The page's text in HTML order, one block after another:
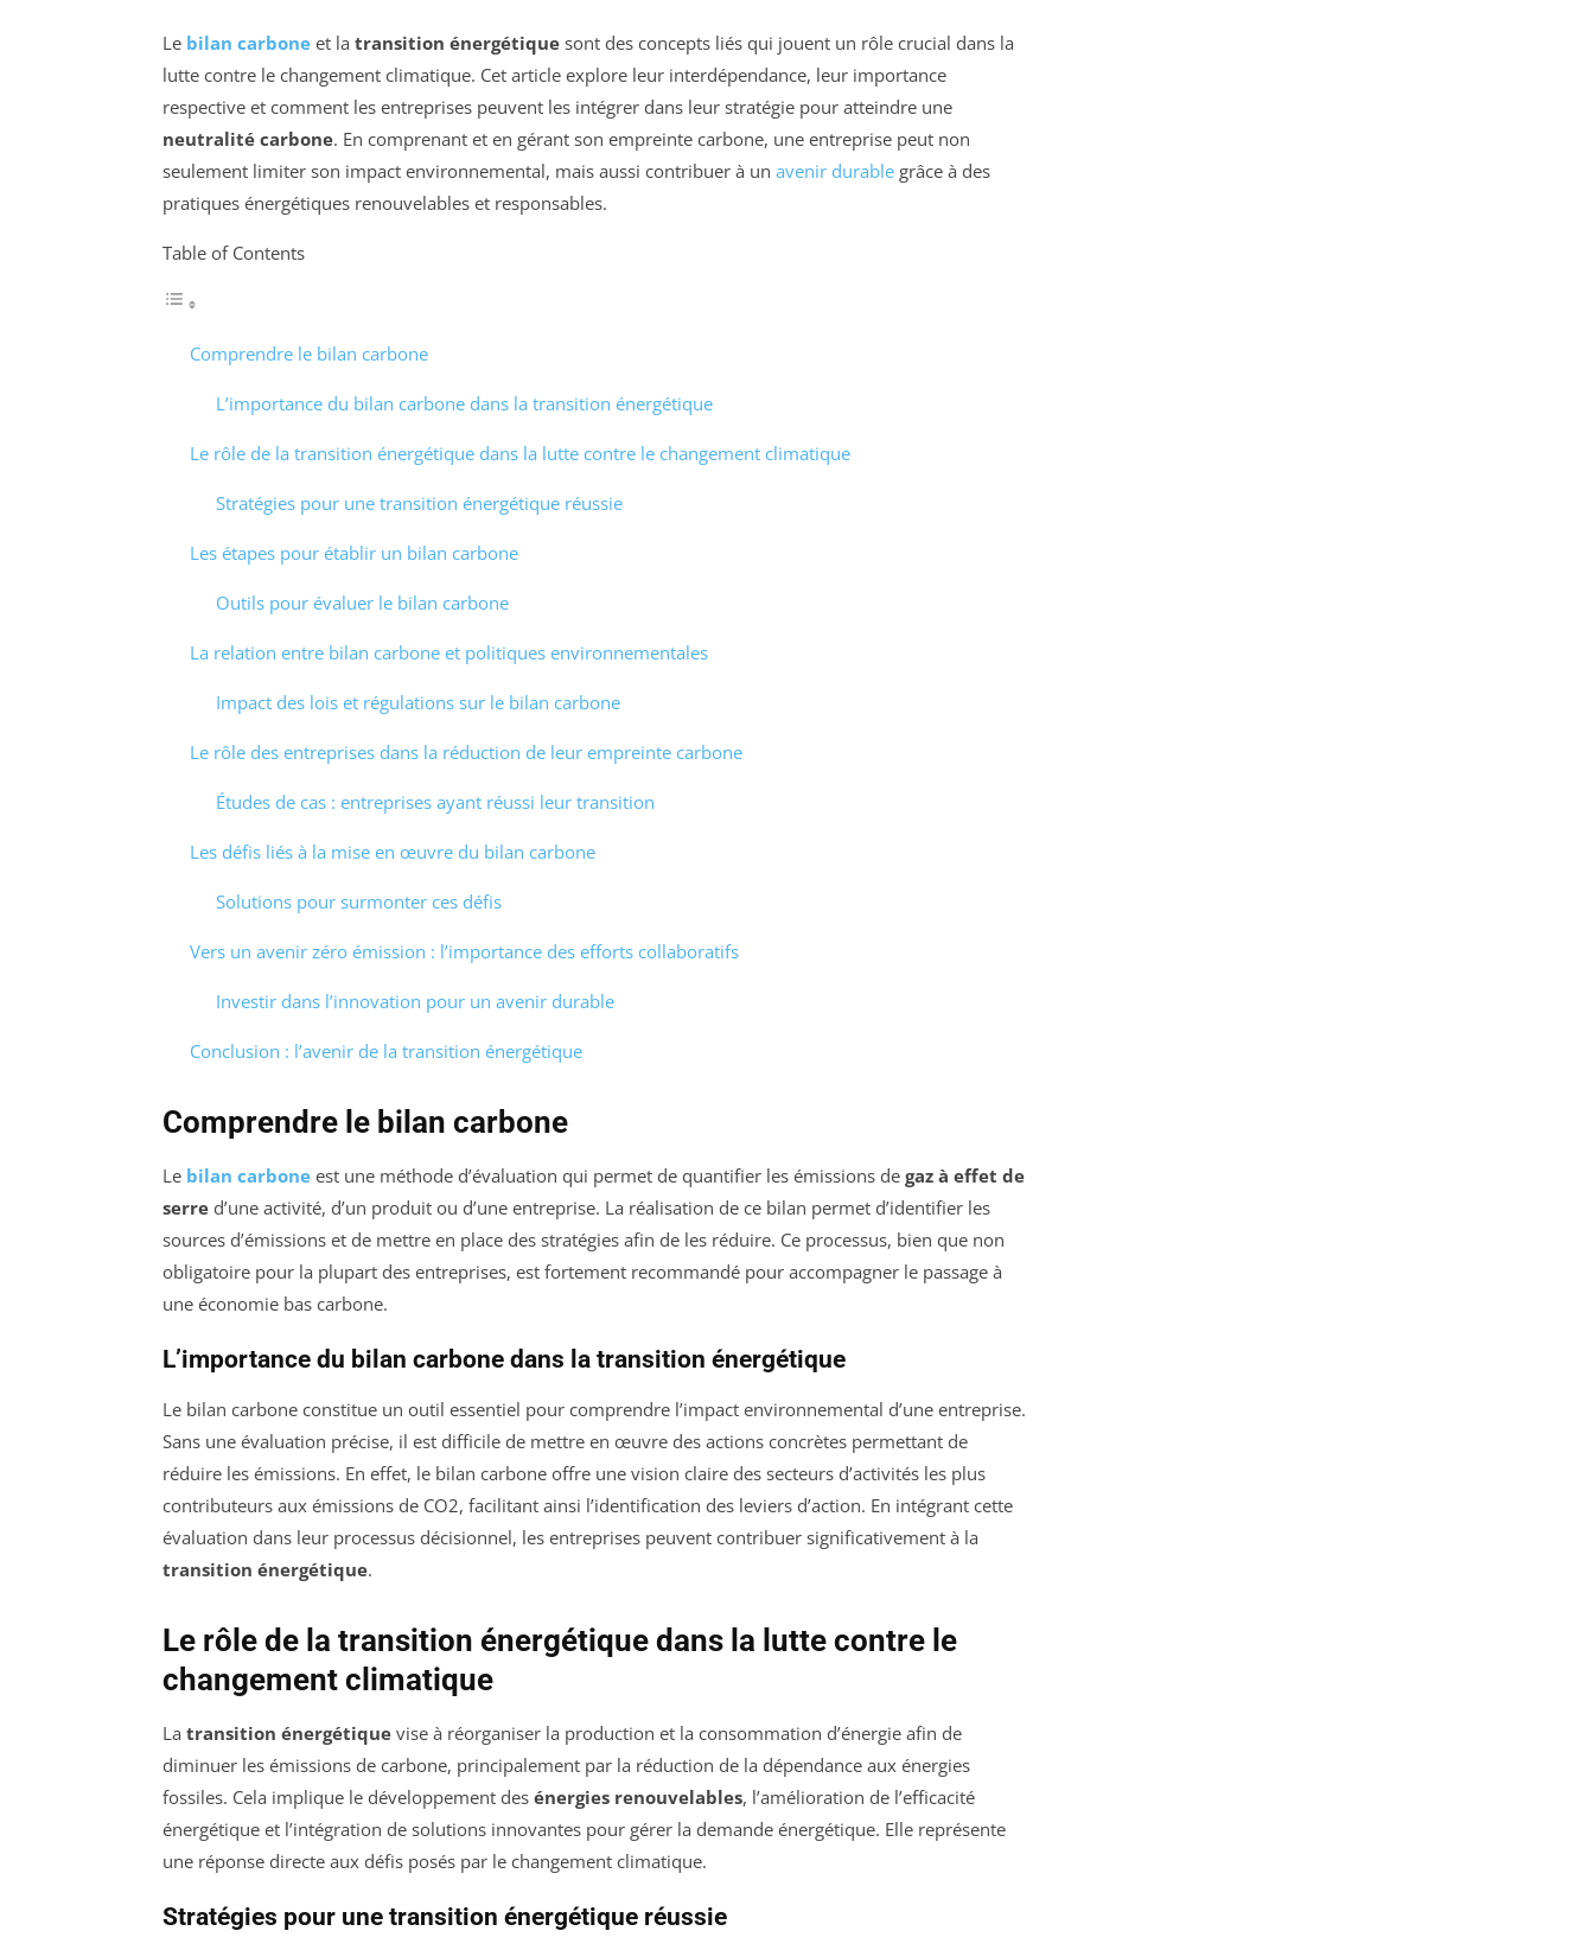
Le bilan carbone et la transition énergétique sont des concepts liés qui jouent un rôle crucial dans la
lutte contre le changement climatique. Cet article explore leur interdépendance, leur importance
respective et comment les entreprises peuvent les intégrer dans leur stratégie pour atteindre une
neutralité carbone. En comprenant et en gérant son empreinte carbone, une entreprise peut non
seulement limiter son impact environnemental, mais aussi contribuer à un avenir durable grâce à des
pratiques énergétiques renouvelables et responsables.
Table of Contents
Comprendre le bilan carbone
L’importance du bilan carbone dans la transition énergétique
Le rôle de la transition énergétique dans la lutte contre le changement climatique
Stratégies pour une transition énergétique réussie
Les étapes pour établir un bilan carbone
Outils pour évaluer le bilan carbone
La relation entre bilan carbone et politiques environnementales
Impact des lois et régulations sur le bilan carbone
Le rôle des entreprises dans la réduction de leur empreinte carbone
Études de cas : entreprises ayant réussi leur transition
Les défis liés à la mise en œuvre du bilan carbone
Solutions pour surmonter ces défis
Vers un avenir zéro émission : l’importance des efforts collaboratifs
Investir dans l’innovation pour un avenir durable
Conclusion : l’avenir de la transition énergétique
Comprendre le bilan carbone
Le bilan carbone est une méthode d’évaluation qui permet de quantifier les émissions de gaz à effet de
serre d’une activité, d’un produit ou d’une entreprise. La réalisation de ce bilan permet d’identifier les
sources d’émissions et de mettre en place des stratégies afin de les réduire. Ce processus, bien que non
obligatoire pour la plupart des entreprises, est fortement recommandé pour accompagner le passage à
une économie bas carbone.
L’importance du bilan carbone dans la transition énergétique
Le bilan carbone constitue un outil essentiel pour comprendre l’impact environnemental d’une entreprise.
Sans une évaluation précise, il est difficile de mettre en œuvre des actions concrètes permettant de
réduire les émissions. En effet, le bilan carbone offre une vision claire des secteurs d’activités les plus
contributeurs aux émissions de CO2, facilitant ainsi l’identification des leviers d’action. En intégrant cette
évaluation dans leur processus décisionnel, les entreprises peuvent contribuer significativement à la
transition énergétique.
Le rôle de la transition énergétique dans la lutte contre le
changement climatique
La transition énergétique vise à réorganiser la production et la consommation d’énergie afin de
diminuer les émissions de carbone, principalement par la réduction de la dépendance aux énergies
fossiles. Cela implique le développement des énergies renouvelables, l’amélioration de l’efficacité
énergétique et l’intégration de solutions innovantes pour gérer la demande énergétique. Elle représente
une réponse directe aux défis posés par le changement climatique.
Stratégies pour une transition énergétique réussie